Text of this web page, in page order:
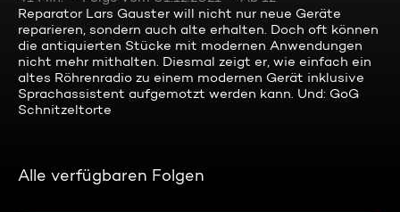
Reparator Lars Gauster will nicht nur neue Geräte
reparieren, sondern auch alte erhalten. Doch oft können
die antiquierten Stücke mit modernen Anwendungen
nicht mehr mithalten. Diesmal zeigt er, wie einfach ein
altes Röhrenradio zu einem modernen Gerät inklusive
Sprachassistent aufgemotzt werden kann. Und: GoG
Schnitzeltorte
Alle verfügbaren Folgen